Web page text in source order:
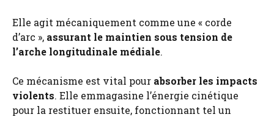
Elle agit mécaniquement comme une « corde
d’arc », assurant le maintien sous tension de
l’arche longitudinale médiale.
Ce mécanisme est vital pour absorber les impacts
violents. Elle emmagasine l’énergie cinétique
pour la restituer ensuite, fonctionnant tel un